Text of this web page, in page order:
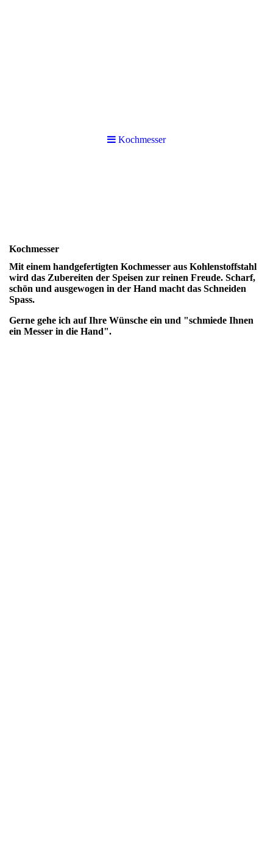
Kochmesser
Kochmesser
Mit einem handgefertigten Kochmesser aus Kohlenstoffstahl
wird das Zubereiten der Speisen zur reinen Freude. Scharf,
schön und ausgewogen in der Hand macht das Schneiden
Spass.
Gerne gehe ich auf Ihre Wünsche ein und "schmiede Ihnen
ein Messer in die Hand".